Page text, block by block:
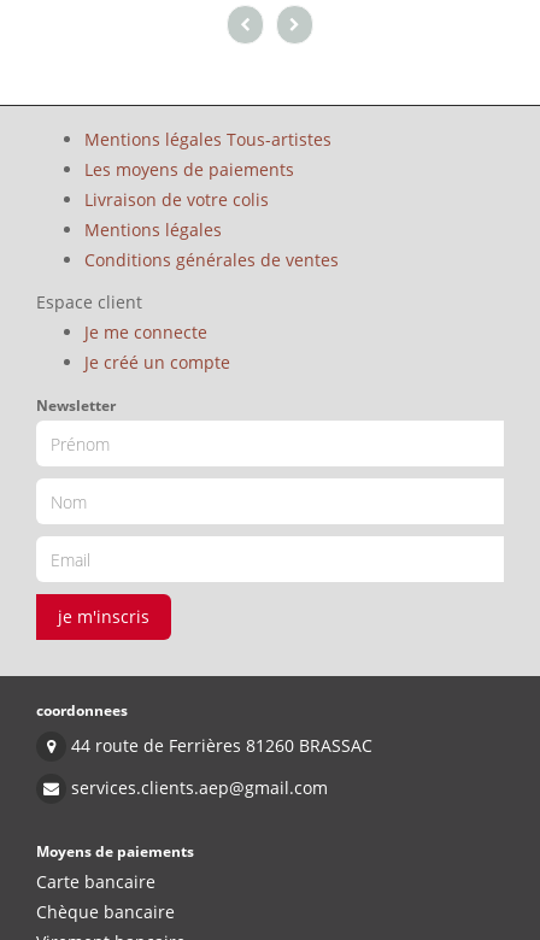
Mentions légales Tous-artistes
Les moyens de paiements
Livraison de votre colis
Mentions légales
Conditions générales de ventes
Espace client
Je me connecte
Je créé un compte
Newsletter
je m'inscris
coordonnees
44 route de Ferrières 81260 BRASSAC
services.clients.aep@gmail.com
Moyens de paiements
Carte bancaire
Chèque bancaire